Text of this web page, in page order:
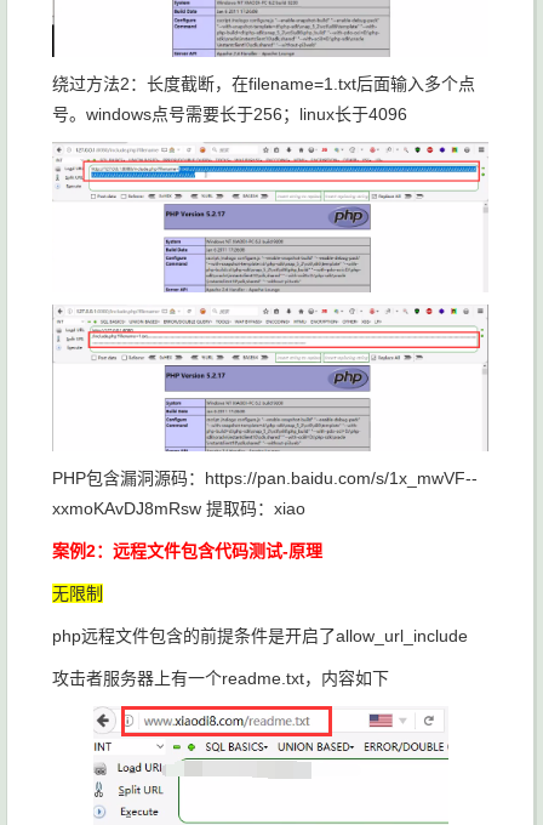
绕过方法2：长度截断，在filename=1.txt后面输入多个点
号。windows点号需要长于256；linux长于4096
PHP包含漏洞源码：https://pan.baidu.com/s/1x_mwVF--
xxmoKAvDJ8mRsw 提取码：xiao
案例2：远程文件包含代码测试-原理
无限制
php远程文件包含的前提条件是开启了allow_url_include
攻击者服务器上有一个readme.txt，内容如下